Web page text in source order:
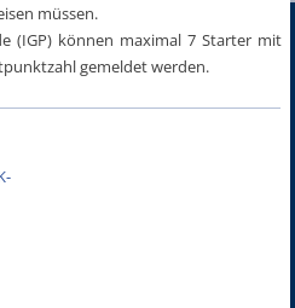
müssen.
(IGP) können maximal 7 Starter mit
gemeldet werden.